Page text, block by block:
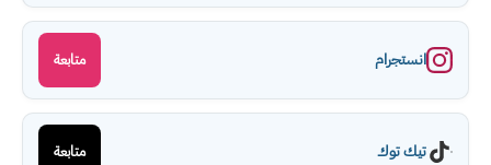
انستجرام متابعة
تيك توك متابعة